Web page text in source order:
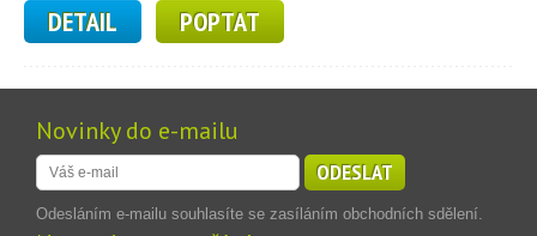
DETAIL POPTAT
Novinky do e-mailu
ODESLAT
Odesláním e-mailu souhlasíte se zasíláním obchodních sdělení.